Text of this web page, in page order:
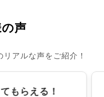
声
アルな声をご紹介！
もらえる！